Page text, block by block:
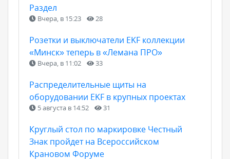
Раздел
Вчера, в 15:23 28
Розетки и выключатели EKF коллекции
«Минск» теперь в «Лемана ПРО»
Вчера, в 11:02 33
Распределительные щиты на
оборудовании EKF в крупных проектах
5 августа в 14:52 31
Круглый стол по маркировке Честный
Знак пройдет на Всероссийском
Крановом Форуме